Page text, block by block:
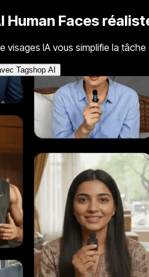
Human Faces
visages IA vous simplifie la
Tagshop AI